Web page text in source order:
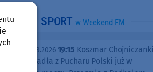
SPORT w Weekend FM
środa, 05.08.2026 19:15 Koszmar Chojniczanki
trwa. Odpadła z Pucharu Polski już w